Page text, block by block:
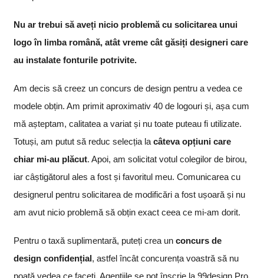
Nu ar trebui să aveți nicio problemă cu solicitarea unui
logo în limba română, atât vreme cât găsiți designeri care
au instalate fonturile potrivite.
Am decis să creez un concurs de design pentru a vedea ce
modele obțin. Am primit aproximativ 40 de logouri și, așa cum
mă așteptam, calitatea a variat și nu toate puteau fi utilizate.
Totuși, am putut să reduc selecția lacâteva opțiuni care
chiar mi-au plăcut. Apoi, am solicitat votul colegilor de birou,
iar câștigătorul ales a fost și favoritul meu. Comunicarea cu
designerul pentru solicitarea de modificări a fost ușoară și nu
am avut nicio problemă să obțin exact ceea ce mi-am dorit.
Pentru o taxă suplimentară, puteți crea un concurs de
design confidențial, astfel încât concurența voastră să nu